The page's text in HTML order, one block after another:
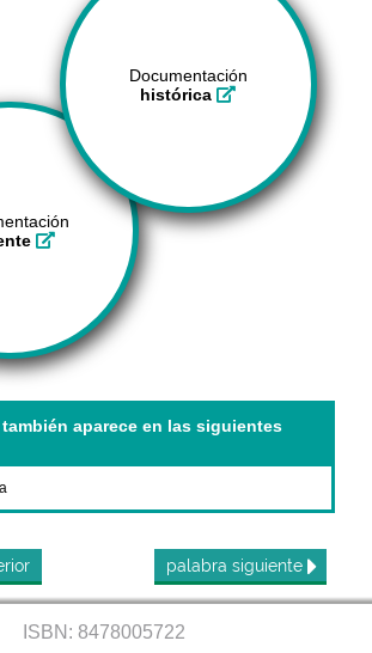
Documentación
histórica
aparece en las siguientes
palabra siguiente
ISBN: 8478005722